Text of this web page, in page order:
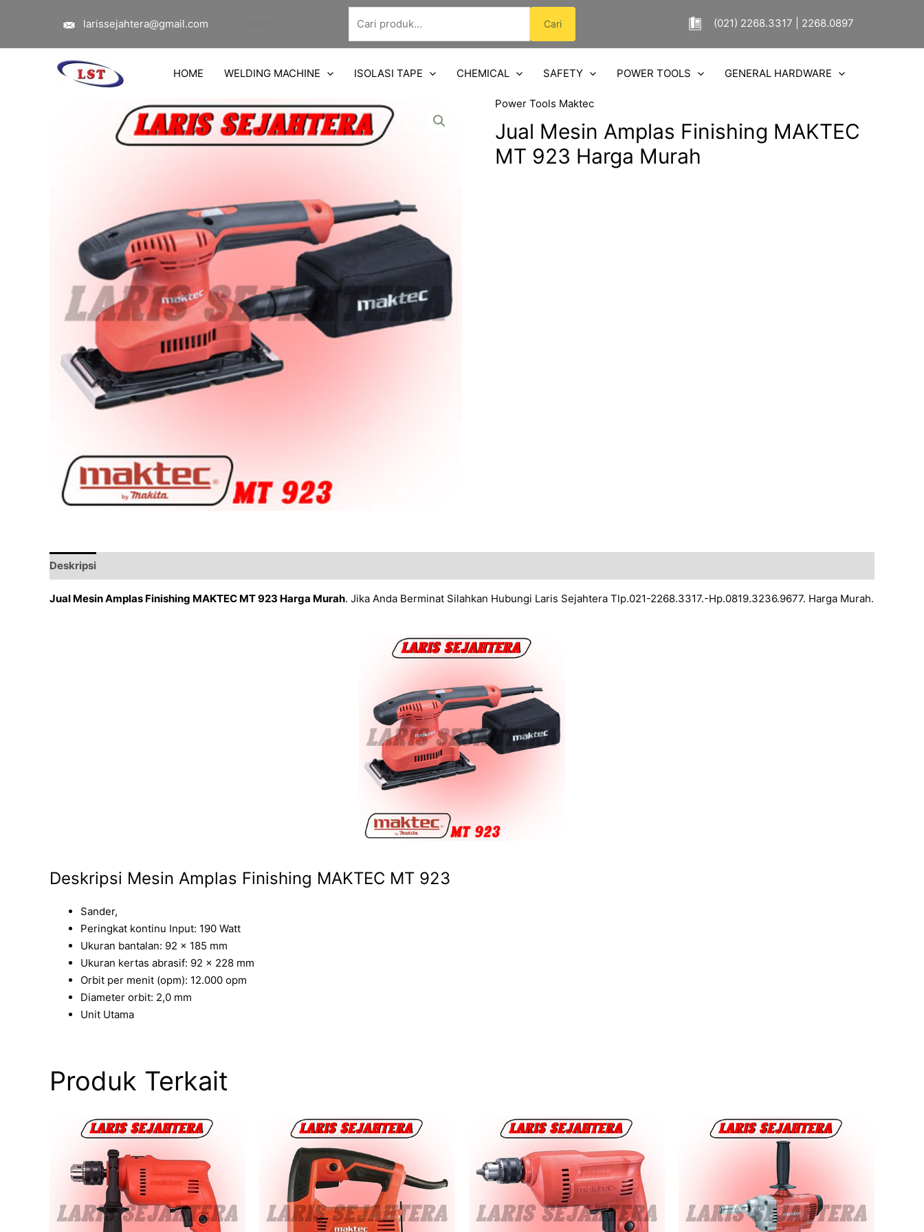
larissejahtera@gmail.com
Pencarian
untuk:
Cari (021) 2268.3317 | 2268.0897
HOME WELDING MACHINE ISOLASI TAPE CHEMICAL SAFETY POWER TOOLS GENERAL HARDWARE
Power Tools Maktec
Jual Mesin Amplas Finishing MAKTEC
MT 923 Harga Murah
Deskripsi
Jual Mesin Amplas Finishing MAKTEC MT 923 Harga Murah. Jika Anda Berminat Silahkan Hubungi Laris Sejahtera Tlp.021-2268.3317.-Hp.0819.3236.9677. Harga Murah.
Deskripsi Mesin Amplas Finishing MAKTEC MT 923
Sander,
Peringkat kontinu Input: 190 Watt
Ukuran bantalan: 92 x 185 mm
Ukuran kertas abrasif: 92 x 228 mm
Orbit per menit (opm): 12.000 opm
Diameter orbit: 2,0 mm
Unit Utama
Produk Terkait